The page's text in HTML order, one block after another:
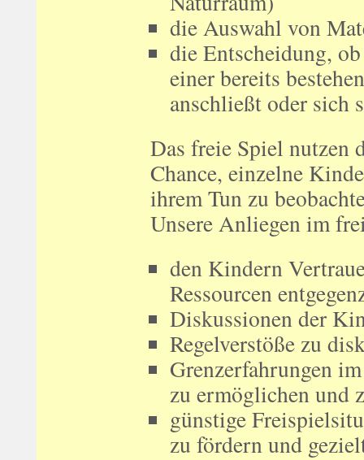
die Auswahl von
die Entscheidung,
einer bereits
anschließt oder sich
Das freie Spiel nutzen
Chance, einzelne
ihrem Tun zu
Unsere Anliegen im
den Kindern
Ressourcen
Diskussionen der
Regelverstöße zu
Grenzerfahrungen
zu ermöglichen und
günstige
zu fördern und